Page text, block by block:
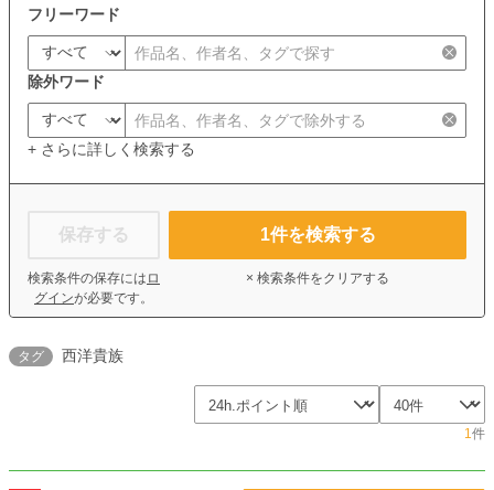
フリーワード
除外ワード
+ さらに詳しく検索する
保存する
検索条件の保存には ロ
グインが必要です。
1件を検索する
× 検索条件をクリアする
タグ 西洋貴族
1件